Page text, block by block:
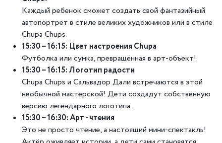
Каждый ребенок сможет создать свой фантазийный
автопортрет в стиле великих художников или в стиле
Chupa Chups.
15:30 – 16:15: Цвет настроения Chupa
Футболка или сумка, превращённая в арт-объект!
15:30 – 16:15: Логотип радости
Chupa Chups и Сальвадор Дали встречаются в этой
необычной мастерской! Дети создадут собственную
версию легендарного логотипа.
15:30 – 16:30: Арт - чтения
Это не просто чтение, а настоящий мини-спектакль!